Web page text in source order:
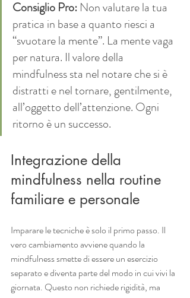
Consiglio Pro: Non valutare la tua
pratica in base a quanto riesci a
“svuotare la mente”. La mente vaga
per natura. Il valore della
mindfulness sta nel notare che si è
distratti e nel tornare, gentilmente,
all’oggetto dell’attenzione. Ogni
ritorno è un successo.
Integrazione della
mindfulness nella routine
familiare e personale
Imparare le tecniche è solo il primo passo. Il
vero cambiamento avviene quando la
mindfulness smette di essere un esercizio
separato e diventa parte del modo in cui vivi la
giornata. Questo non richiede rigidità, ma